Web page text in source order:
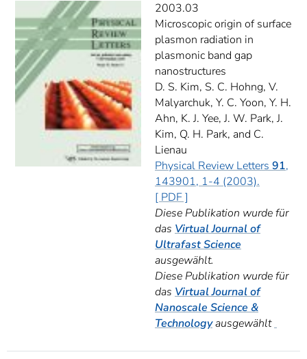
2003.03
Microscopic origin of surface
plasmon radiation in
plasmonic band gap
nanostructures
D. S. Kim, S. C. Hohng, V.
Malyarchuk, Y. C. Yoon, Y. H.
Ahn, K. J. Yee, J. W. Park, J.
Kim, Q. H. Park, and C.
Lienau
Physical Review Letters 91,
143901, 1-4 (2003).
[ PDF ]
Diese Publikation wurde für
das Virtual Journal of
Ultrafast Science
ausgewählt.
Diese Publikation wurde für
das Virtual Journal of
Nanoscale Science &
Technologyausgewählt